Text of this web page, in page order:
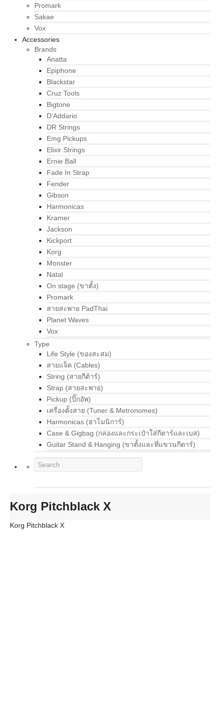
Promark
Sakae
Vox
Accessories
Brands
Anatta
Epiphone
Blackstar
Cruz Tools
Bigtone
D’Addario
DR Strings
Emg Pickups
Elixir Strings
Ernie Ball
Fade In Strap
Fender
Gibson
Harmonicas
Kramer
Jackson
Kickport
Korg
Monster
Natal
On stage (ขาตั้ง)
Promark
สายสะพาย PadThai
Planet Waves
Vox
Type
Life Style (ของสะสม)
สายแจ็ค (Cables)
String (สายกีต้าร์)
Strap (สายสะพาย)
Pickup (ปิ๊กอัพ)
เครื่องตั้งสาย (Tuner & Metronomes)
Harmonicas (ฮาโมนิการ์)
Case & Gigbag (กล่องและกระเป๋าใส่กีตาร์และเบส)
Guitar Stand & Hanging (ขาตั้งและที่แขวนกีตาร์)
Korg Pitchblack X
Korg Pitchblack X